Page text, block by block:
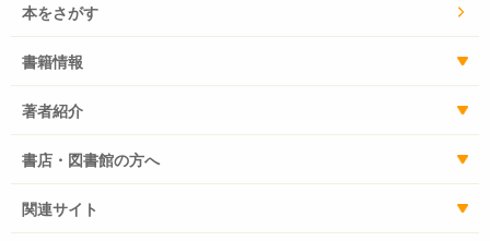
本をさがす
書籍情報
著者紹介
書店・図書館の方へ
関連サイト